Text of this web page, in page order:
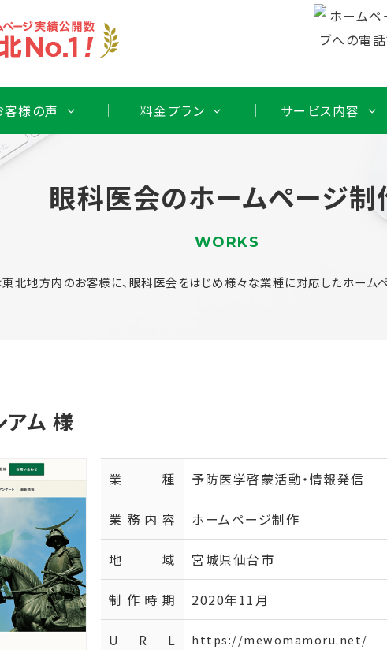
客様の声 料金プラン サービス内容
眼科医会のホームページ制
WORKS
北地方内のお客様に、眼科医会をはじめ様々な業種に対応したホームペ
ム 様
業種 予防医学啓蒙活動・情報発信
業務内容 ホームページ制作
地域 宮城県仙台市
制作時期 2020年11月
U R L https://mewomamoru.net/